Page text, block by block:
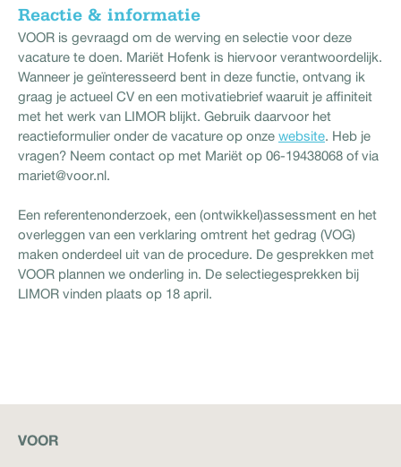
Reactie & informatie
VOOR is gevraagd om de werving en selectie voor deze
vacature te doen. Mariët Hofenk is hiervoor verantwoordelijk.
Wanneer je geïnteresseerd bent in deze functie, ontvang ik
graag je actueel CV en een motivatiebrief waaruit je affiniteit
met het werk van LIMOR blijkt. Gebruik daarvoor het
reactieformulier onder de vacature op onze website. Heb je
vragen? Neem contact op met Mariët op 06-19438068 of via
mariet@voor.nl.
Een referentenonderzoek, een (ontwikkel)assessment en het
overleggen van een verklaring omtrent het gedrag (VOG)
maken onderdeel uit van de procedure. De gesprekken met
VOOR plannen we onderling in. De selectiegesprekken bij
LIMOR vinden plaats op 18 april.
VOOR